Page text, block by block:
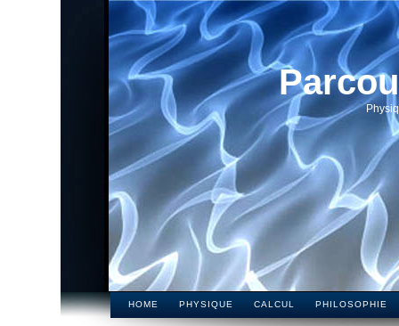
HOME PHYSIQUE CALCUL PHILOSOPHIE